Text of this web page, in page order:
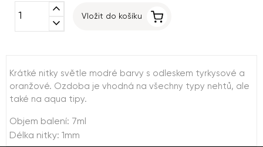
expand_less
expand_more
Vložit do košíku
Krátké nitky světle modré barvy s odleskem tyrkysové a
oranžové. Ozdoba je vhodná na všechny typy nehtů, ale
také na aqua tipy.
Objem balení: 7ml
Délka nitky: 1mm